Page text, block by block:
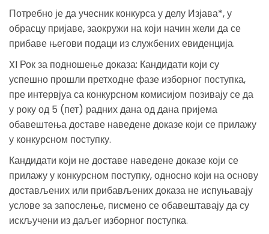
Потребно је да учесник конкурса у делу Изјава*, у
обрасцу пријаве, заокружи на који начин жели да се
прибаве његови подаци из службених евиденција.
XI Рок за подношење доказа: Кандидати који су
успешно прошли претходне фазе изборног поступка,
пре интервјуа са конкурсном комисијом позивају се да
у року од 5 (пет) радних дана од дана пријема
обавештења доставе наведене доказе који се прилажу
у конкурсном поступку.
Кандидати који не доставе наведене доказе који се
прилажу у конкурсном поступку, односно који на основу
достављених или прибављених доказа не испуњавају
услове за запослење, писмено се обавештавају да су
искључени из даљег изборног поступка.